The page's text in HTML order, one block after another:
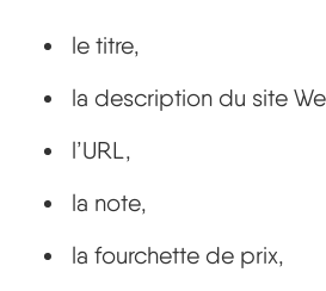
le titre,
la description du site
l’URL,
la note,
la fourchette de prix,